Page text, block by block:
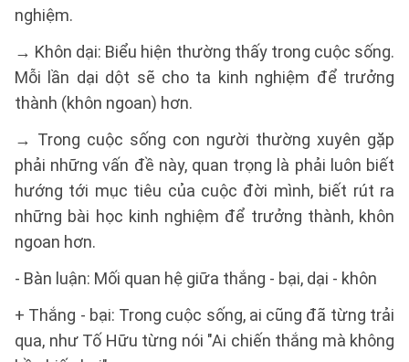
nghiệm.
→ Khôn dại: Biểu hiện thường thấy trong cuộc sống.
Mỗi lần dại dột sẽ cho ta kinh nghiệm để trưởng
thành (khôn ngoan) hơn.
→ Trong cuộc sống con người thường xuyên gặp
phải những vấn đề này, quan trọng là phải luôn biết
hướng tới mục tiêu của cuộc đời mình, biết rút ra
những bài học kinh nghiệm để trưởng thành, khôn
ngoan hơn.
- Bàn luận: Mối quan hệ giữa thắng - bại, dại - khôn
+ Thắng - bại: Trong cuộc sống, ai cũng đã từng trải
qua, như Tố Hữu từng nói "Ai chiến thắng mà không